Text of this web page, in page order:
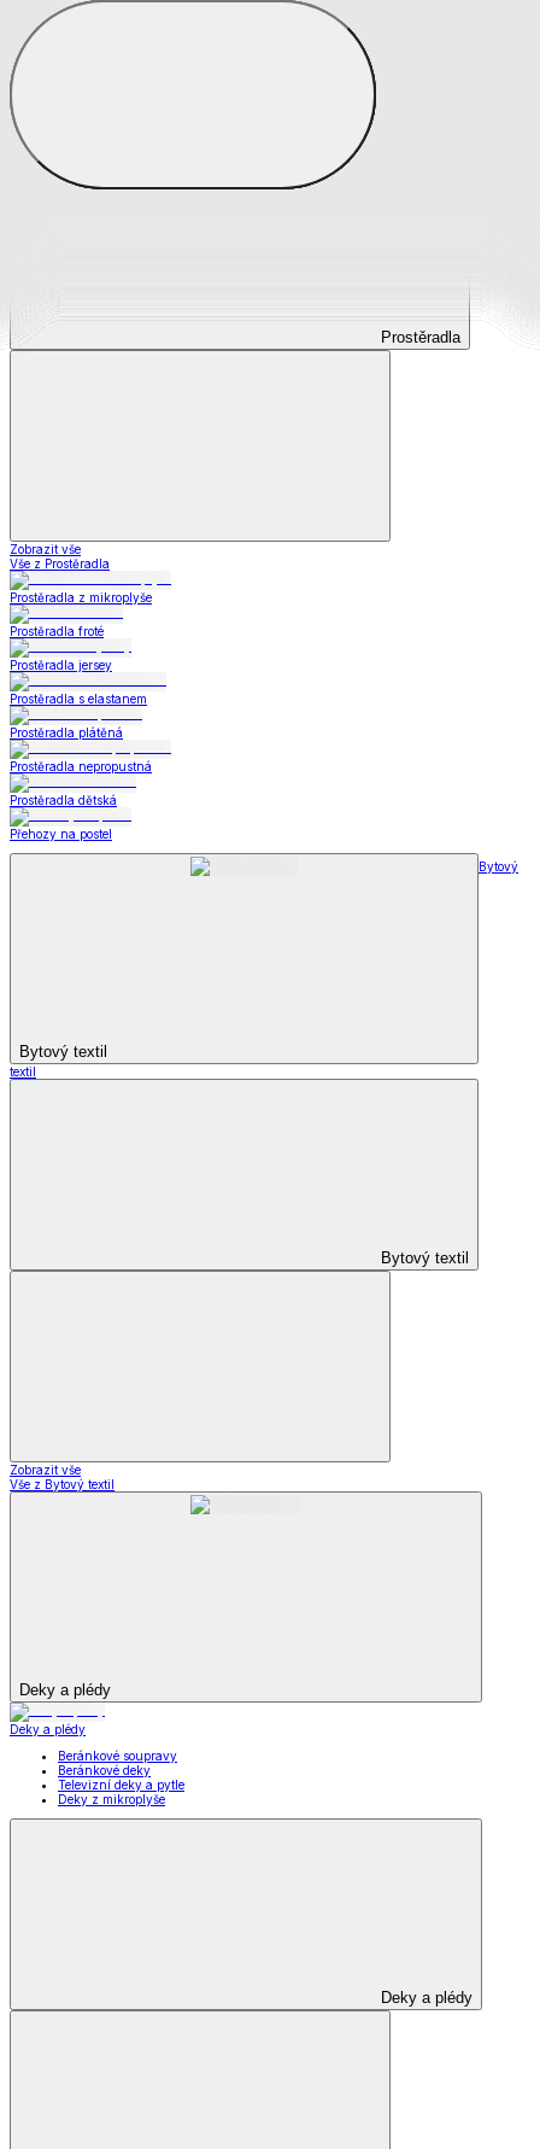
Prostěradla
Prostěradla
Zobrazit vše
Vše z Prostěradla
Prostěradla z mikroplyše
Prostěradla froté
Prostěradla jersey
Prostěradla s elastanem
Prostěradla plátěná
Prostěradla nepropustná
Prostěradla dětská
Přehozy na postel
Bytový textil
Bytový
textil
Bytový textil
Zobrazit vše
Vše z Bytový textil
Deky a plédy
Deky a plédy
Beránkové soupravy
Beránkové deky
Televizní deky a pytle
Deky z mikroplyše
Deky a plédy